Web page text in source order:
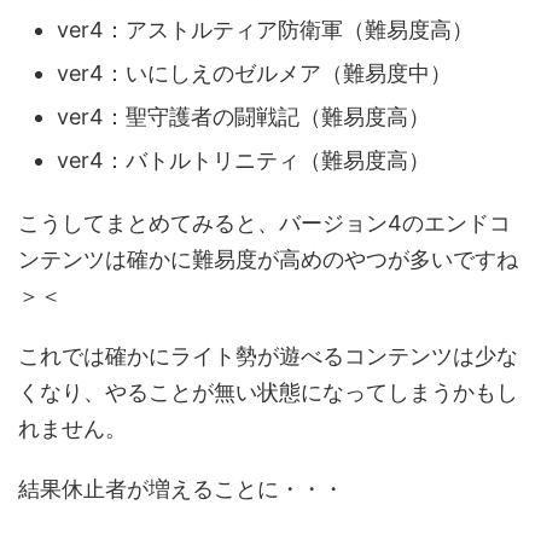
ver4：アストルティア防衛軍（難易度高）
ver4：いにしえのゼルメア（難易度中）
ver4：聖守護者の闘戦記（難易度高）
ver4：バトルトリニティ（難易度高）
こうしてまとめてみると、バージョン4のエンドコ
ンテンツは確かに難易度が高めのやつが多いですね
＞＜
これでは確かにライト勢が遊べるコンテンツは少な
くなり、やることが無い状態になってしまうかもし
れません。
結果休止者が増えることに・・・